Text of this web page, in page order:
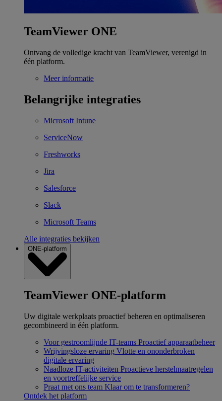
TeamViewer ONE
Ontvang de volledige kracht van TeamViewer, verenigd in
één platform.
Meer informatie
Belangrijke integraties
Microsoft Intune
ServiceNow
Freshworks
Jira
Salesforce
Slack
Microsoft Teams
Alle integraties bekijken
ONE-platform
TeamViewer ONE-platform
Uw digitale werkplaats proactief beheren en optimaliseren
gecombineerd in één platform.
Voor gestroomlijnde IT-teams Proactief apparaatbeheer
Wrijvingsloze ervaring Vlotte en ononderbroken
digitale ervaring
Naadloze IT-activiteiten Proactieve herstelmaatregelen
en voortreffelijke service
Praat met ons team Klaar om te transformeren?
Ontdek het platform